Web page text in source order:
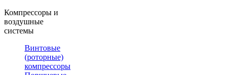
Компрессоры и
воздушные
системы
Винтовые
(роторные)
компрессоры